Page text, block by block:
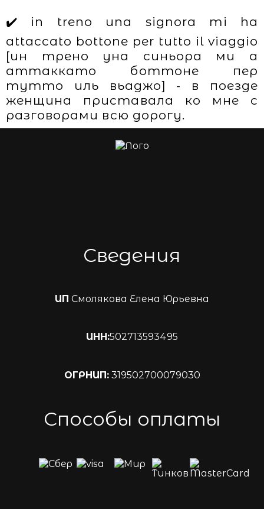
✔️ in treno una signora mi ha
attaccato bottone per tutto il viaggio
[ин трено уна синьора ми а
аттаккато боттоне пер
тутто иль вьаджо] - в поезде
женщина приставала ко мне с
разговорами всю дорогу.
Сведения
ИП Смолякова Елена Юрьевна
ИНН:502713593495
ОГРНИП:319502700079030
Способы оплаты